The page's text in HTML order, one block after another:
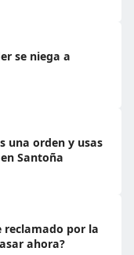
se niega a
una orden y usas
Santoña
reclamado por la
ahora?